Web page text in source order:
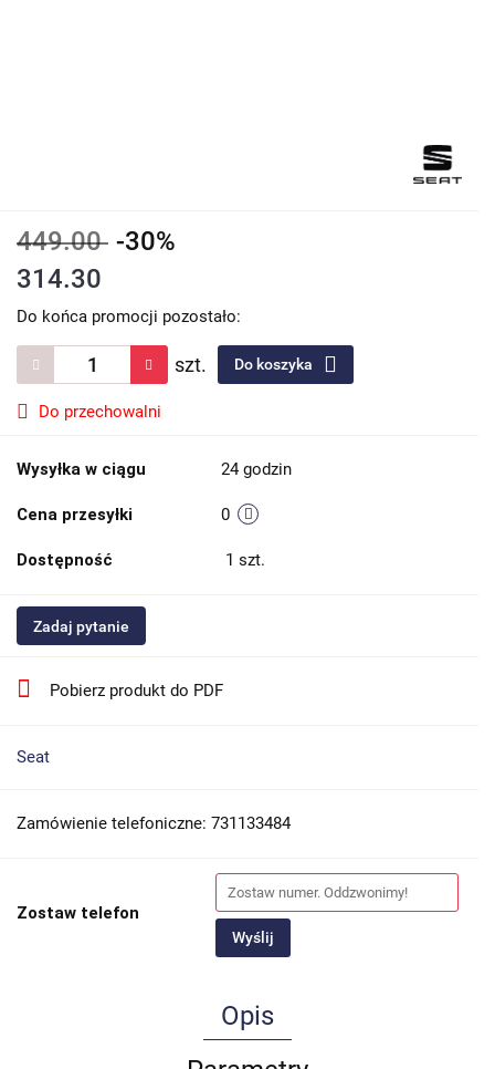
449.00 -30%
314.30
Do końca promocji pozostało:
szt. Do koszyka
Do przechowalni
Wysyłka w ciągu 24 godzin
Cena przesyłki 0
Dostępność 1 szt.
Zadaj pytanie
Pobierz produkt do PDF
Seat
Zamówienie telefoniczne: 731133484
Zostaw telefon
Wyślij
Opis